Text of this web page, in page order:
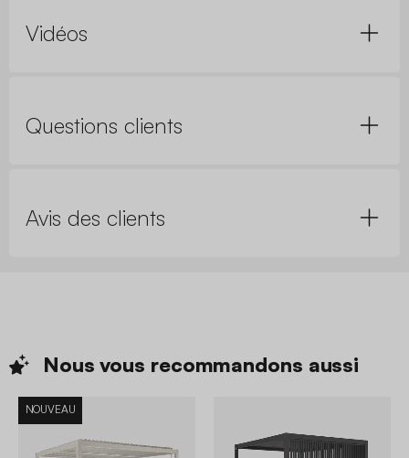
Vidéos
Questions clients
Avis des clients
Nous vous recommandons aussi
NOUVEAU